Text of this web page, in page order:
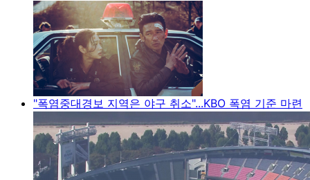
"폭염중대경보 지역은 야구 취소"...KBO 폭염 기준 마련